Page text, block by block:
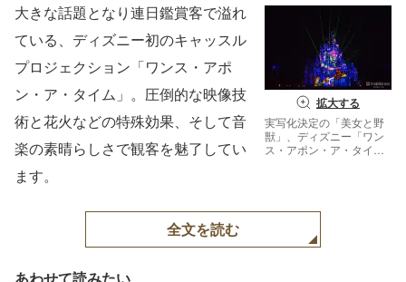
拡大する
実写化決定の「美女と野
獣」、ディズニー「ワン
ス・アポン・ア・タイ
大きな話題となり連日鑑賞客で溢れ
ている、ディズニー初のキャッスル
プロジェクション「ワンス・アポ
ン・ア・タイム」。圧倒的な映像技
術と花火などの特殊効果、そして音
楽の素晴らしさで観客を魅了してい
ます。
全文を読む